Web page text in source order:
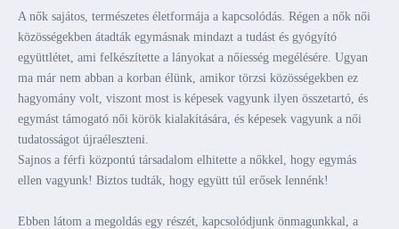
A nők sajátos, természetes életformája a kapcsolódás. Régen a nők női
közösségekben átadták egymásnak mindazt a tudást és gyógyító
együttlétet, ami felkészítette a lányokat a nőiesség megélésére. Ugyan
ma már nem abban a korban élünk, amikor törzsi közösségekben ez
hagyomány volt, viszont most is képesek vagyunk ilyen összetartó, és
egymást támogató női körök kialakítására, és képesek vagyunk a női
tudatosságot újraéleszteni.
Sajnos a férfi központú társadalom elhitette a nőkkel, hogy egymás
ellen vagyunk! Biztos tudták, hogy együtt túl erősek lennénk!
Ebben látom a megoldás egy részét, kapcsolódjunk önmagunkkal, a